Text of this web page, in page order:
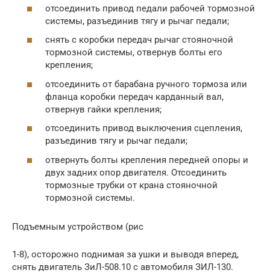
отсоединить привод педали рабочей тормозной
системы, разъединив тягу и рычаг педали;
снять с коробки передач рычаг стояночной
тормозной системы, отвернув болты его
крепления;
отсоединить от барабана ручного тормоза или
фланца коробки передач карданный вал,
отвернув гайки крепления;
отсоединить привод выключения сцепления,
разъединив тягу и рычаг педали;
отвернуть болты крепления передней опоры и
двух задних опор двигателя. Отсоединить
тормозные трубки от крана стояночной
тормозной системы.
Подъемным устройством (рис
1-8), осторожно поднимая за ушки и выводя вперед,
снять двигатель ЗиЛ-508.10 с автомобиля ЗИЛ-130.